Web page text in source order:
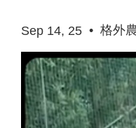
Sep 14, 25 • 格外